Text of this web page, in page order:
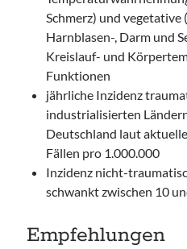
Schmerz) und vegetative
Harnblasen-, Darm und
Kreislauf- und
Funktionen
jährliche Inzidenz
industrialisierten
Deutschland laut
Fällen pro 1.000.000
Inzidenz nicht-
schwankt zwischen 10
Empfehlungen